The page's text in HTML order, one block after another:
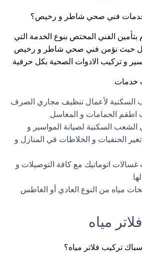
خدمات فني صحي شاطر و رخيص؟
الفني المختص بنوع الخدمة التي
حيث نؤمن فني صحي شاطر و رخيص
و تركيب الادوات الصحية بكل حرفية.
خدمات:
لأعمال تنظيف مجاري الصرف
اطقم الحمامات و المغاسل.
السكنية لصيانة المواسير و
الحنفيات و الخلاطات في المنازل و
اتوماتيك مع كافة التوصيلات و
مياه من النوع العادي أو الغاطس.
مياه
تركيب فلاتر مياه؟